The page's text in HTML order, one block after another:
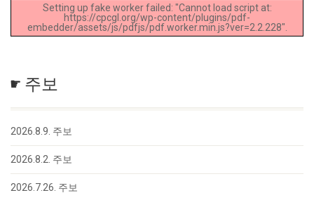
Setting up fake worker failed: "Cannot load script at:
https://cpcgl.org/wp-content/plugins/pdf-
embedder/assets/js/pdfjs/pdf.worker.min.js?ver=2.2.228".
☛ 주보
2026.8.9. 주보
2026.8.2. 주보
2026.7.26. 주보